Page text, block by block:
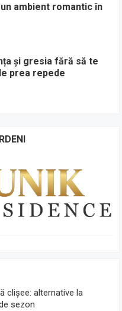
ambient romantic în
și gresia fără să te
prea repede
clișee: alternative la
sezon